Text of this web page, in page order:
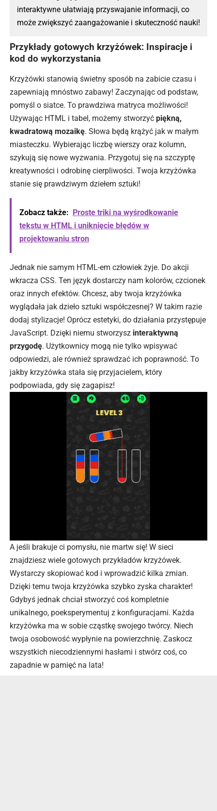
interaktywne ułatwiają przyswajanie informacji, co
może zwiększyć zaangażowanie i skuteczność nauki!
Przykłady gotowych krzyżówek: Inspiracje i
kod do wykorzystania
Krzyżówki stanowią świetny sposób na zabicie czasu i
zapewniają mnóstwo zabawy! Zaczynając od podstaw,
pomyśl o siatce. To prawdziwa matryca możliwości!
Używając HTML i tabel, możemy stworzyć piękną,
kwadratową mozaikę. Słowa będą krążyć jak w małym
miasteczku. Wybierając liczbę wierszy oraz kolumn,
szykują się nowe wyzwania. Przygotuj się na szczyptę
kreatywności i odrobinę cierpliwości. Twoja krzyżówka
stanie się prawdziwym dziełem sztuki!
Zobacz także:
Proste triki na wyśrodkowanie
tekstu w HTML i uniknięcie błędów w
projektowaniu stron
Jednak nie samym HTML-em człowiek żyje. Do akcji
wkracza CSS. Ten język dostarczy nam kolorów, czcionek
oraz innych efektów. Chcesz, aby twoja krzyżówka
wyglądała jak dzieło sztuki współczesnej? W takim razie
dodaj stylizacje! Oprócz estetyki, do działania przystępuje
JavaScript. Dzięki niemu stworzysz interaktywną
przygodę. Użytkownicy mogą nie tylko wpisywać
odpowiedzi, ale również sprawdzać ich poprawność. To
jakby krzyżówka stała się przyjacielem, który
podpowiada, gdy się zagapisz!
A jeśli brakuje ci pomysłu, nie martw się! W sieci
znajdziesz wiele gotowych przykładów krzyżówek.
Wystarczy skopiować kod i wprowadzić kilka zmian.
Dzięki temu twoja krzyżówka szybko zyska charakter!
Gdybyś jednak chciał stworzyć coś kompletnie
unikalnego, poeksperymentuj z konfiguracjami. Każda
krzyżówka ma w sobie cząstkę swojego twórcy. Niech
twoja osobowość wypłynie na powierzchnię. Zaskocz
wszystkich niecodziennymi hasłami i stwórz coś, co
zapadnie w pamięć na lata!